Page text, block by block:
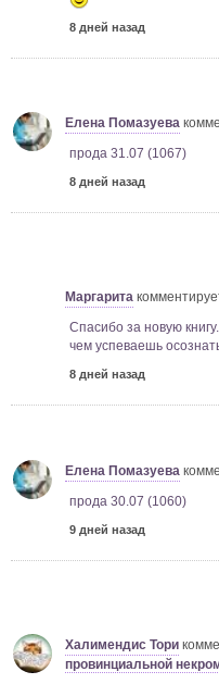
8 дней назад
Елена Помазуева
прода 31.07 (1067)
8 дней назад
Маргарита
Спасибо за новую
чем успеваешь
8 дней назад
Елена Помазуева
прода 30.07 (1060)
9 дней назад
Халимендис Тори
провинциальной